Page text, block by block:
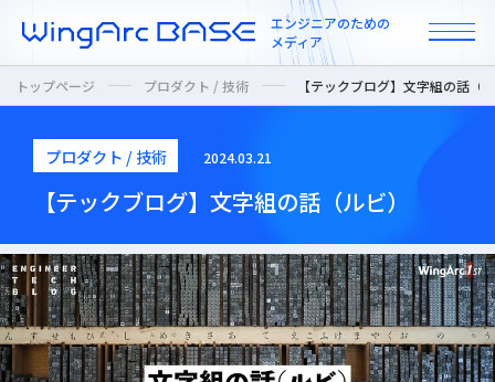
エンジニアのための
メディア
All
インタビュー
カルチャー / 人
トップページ プロダクト / 技術 【テックブログ】文字組の話（
プロダクト / 技術 2024.03.21
【テックブログ】文字組の話（ルビ）